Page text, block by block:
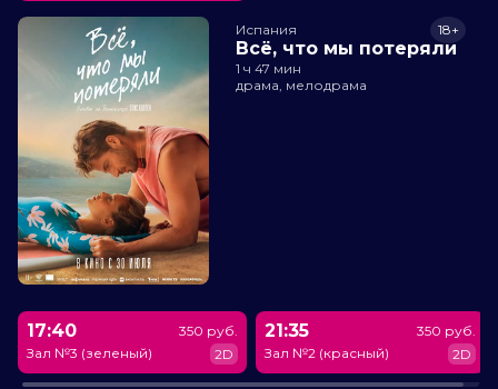
Испания
Всё, что мы потеряли
18+
1 ч 47 мин
драма, мелодрама
17:40
Зал №3 (зеленый)
350 руб.
2D
21:35
Зал №2 (красный)
350 руб.
2D